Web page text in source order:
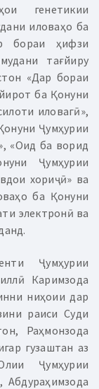
генетикии
иловаҳо ба
бораи ҳифзи
тағйиру
«Дар бораи
ба Қонуни
иловагӣ»,
Ҷумҳурии
«Оид ба ворид
Ҷумҳурии
хориҷӣ» ва
ба Қонуни
электронӣ ва
Ҷумҳурии
Каримзода
ниҳоии дар
раиси Суди
Раҳмонзода
гузаштан аз
Ҷумҳурии
Абдураҳимзода